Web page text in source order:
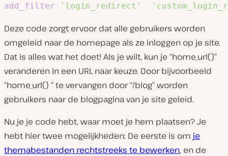
add_filter 'login_redirect'
Deze code zorgt ervoor dat alle gebruikers worden
omgeleid naar de homepage als ze inloggen op je site.
Dat is alles wat het doet! Als je wilt, kun je “home_url()”
veranderen in een URL naar keuze. Door bijvoorbeeld
“home_url() ” te vervangen door“/blog”worden
gebruikers naar de blogpagina van je site geleid.
Nu je je code hebt, waar moet je hem plaatsen? Je
hebt hier twee mogelijkheden: De eerste is om je
themabestanden rechtstreeks te bewerken, en de